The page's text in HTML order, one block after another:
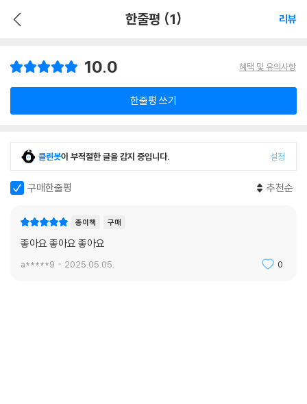
한줄평 (1) 리뷰
10.0 혜택 및 유의사항
한줄평 쓰기
클린봇이 부적절한 글을 감지 중입니다. 설정
구매한줄평 추천순
종이책 구매
좋아요 좋아요 좋아요
a*****9 2025.05.05. 0